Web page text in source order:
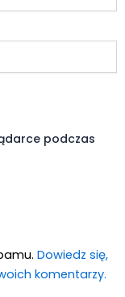
podczas
Dowiedz się,
komentarzy.